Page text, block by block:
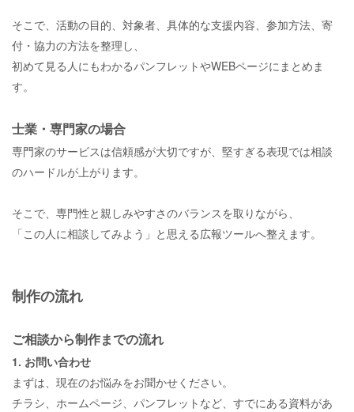
そこで、活動の目的、対象者、具体的な支援内容、参加方法、寄
付・協力の方法を整理し、
初めて見る人にもわかるパンフレットやWEBページにまとめま
す。
士業・専門家の場合
専門家のサービスは信頼感が大切ですが、堅すぎる表現では相談
のハードルが上がります。
そこで、専門性と親しみやすさのバランスを取りながら、
「この人に相談してみよう」と思える広報ツールへ整えます。
制作の流れ
ご相談から制作までの流れ
1. お問い合わせ
まずは、現在のお悩みをお聞かせください。
チラシ、ホームページ、パンフレットなど、すでにある資料があ